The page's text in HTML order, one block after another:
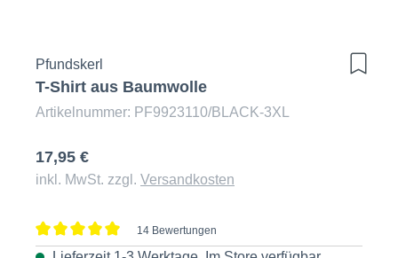
Pfundskerl
T-Shirt aus Baumwolle
Artikelnummer: PF9923110/BLACK-3XL
17,95 €
inkl. MwSt. zzgl. Versandkosten
Durchschnittliche Bewertung von 5 von 5 Sternen
14 Bewertungen